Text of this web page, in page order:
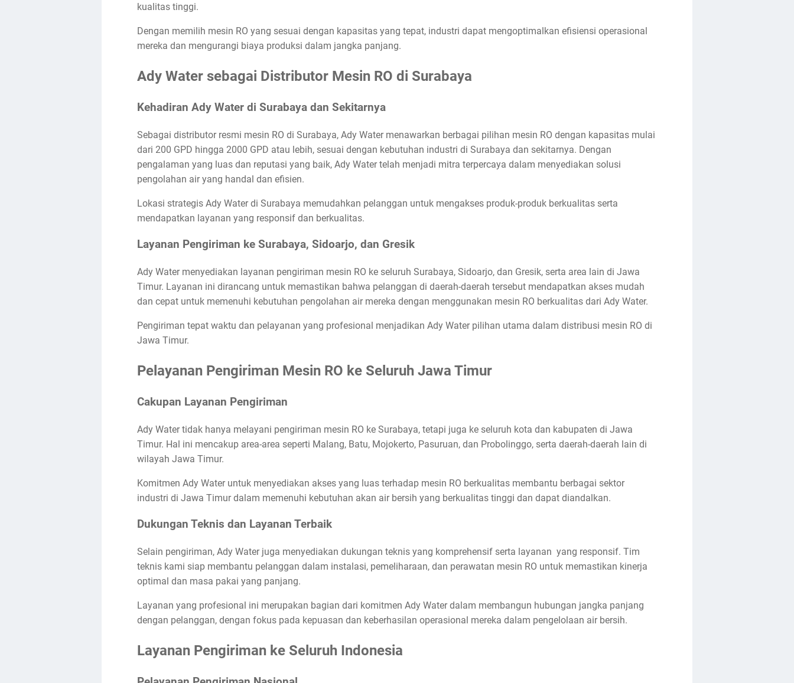
kualitas tinggi.
Dengan memilih mesin RO yang sesuai dengan kapasitas yang tepat, industri dapat mengoptimalkan efisiensi operasional
mereka dan mengurangi biaya produksi dalam jangka panjang.
Ady Water sebagai Distributor Mesin RO di Surabaya
Kehadiran Ady Water di Surabaya dan Sekitarnya
Sebagai distributor resmi mesin RO di Surabaya, Ady Water menawarkan berbagai pilihan mesin RO dengan kapasitas mulai
dari 200 GPD hingga 2000 GPD atau lebih, sesuai dengan kebutuhan industri di Surabaya dan sekitarnya. Dengan
pengalaman yang luas dan reputasi yang baik, Ady Water telah menjadi mitra terpercaya dalam menyediakan solusi
pengolahan air yang handal dan efisien.
Lokasi strategis Ady Water di Surabaya memudahkan pelanggan untuk mengakses produk-produk berkualitas serta
mendapatkan layanan yang responsif dan berkualitas.
Layanan Pengiriman ke Surabaya, Sidoarjo, dan Gresik
Ady Water menyediakan layanan pengiriman mesin RO ke seluruh Surabaya, Sidoarjo, dan Gresik, serta area lain di Jawa
Timur. Layanan ini dirancang untuk memastikan bahwa pelanggan di daerah-daerah tersebut mendapatkan akses mudah
dan cepat untuk memenuhi kebutuhan pengolahan air mereka dengan menggunakan mesin RO berkualitas dari Ady Water.
Pengiriman tepat waktu dan pelayanan yang profesional menjadikan Ady Water pilihan utama dalam distribusi mesin RO di
Jawa Timur.
Pelayanan Pengiriman Mesin RO ke Seluruh Jawa Timur
Cakupan Layanan Pengiriman
Ady Water tidak hanya melayani pengiriman mesin RO ke Surabaya, tetapi juga ke seluruh kota dan kabupaten di Jawa
Timur. Hal ini mencakup area-area seperti Malang, Batu, Mojokerto, Pasuruan, dan Probolinggo, serta daerah-daerah lain di
wilayah Jawa Timur.
Komitmen Ady Water untuk menyediakan akses yang luas terhadap mesin RO berkualitas membantu berbagai sektor
industri di Jawa Timur dalam memenuhi kebutuhan akan air bersih yang berkualitas tinggi dan dapat diandalkan.
Dukungan Teknis dan Layanan Terbaik
Selain pengiriman, Ady Water juga menyediakan dukungan teknis yang komprehensif serta layanan yang responsif. Tim
teknis kami siap membantu pelanggan dalam instalasi, pemeliharaan, dan perawatan mesin RO untuk memastikan kinerja
optimal dan masa pakai yang panjang.
Layanan yang profesional ini merupakan bagian dari komitmen Ady Water dalam membangun hubungan jangka panjang
dengan pelanggan, dengan fokus pada kepuasan dan keberhasilan operasional mereka dalam pengelolaan air bersih.
Layanan Pengiriman ke Seluruh Indonesia